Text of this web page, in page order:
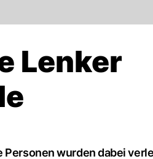
Lenker
Personen wurden dabei